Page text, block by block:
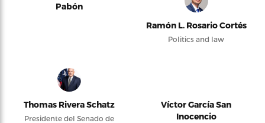
Pabón
Ramón L. Rosario Cortés
Politics and law
Thomas Rivera Schatz
Presidente del Senado de
Víctor García San
Inocencio